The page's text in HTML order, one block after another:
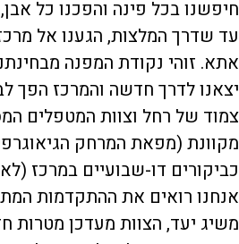
חיפשנו בכל פינה והפכנו כל אבן,
עד שדרך המלצות, הגענו אל
אתא. זוהי נקודת המפנה
יצאנו לדרך חדשה והמרכז הפך
צמוד של רחל וצוות המטפלים
מקוונת (מפאת המרחק
כביקורים דו-שבועיים במרכז
אנחנו רואים את ההתקדמות
משיג יעד, הצוות מעדכן מטרות